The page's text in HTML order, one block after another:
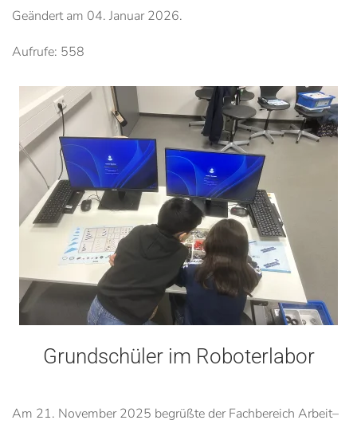
Geändert am 04. Januar 2026.
Aufrufe: 558
Grundschüler im Roboterlabor
Am 21. November 2025 begrüßte der Fachbereich Arbeit–